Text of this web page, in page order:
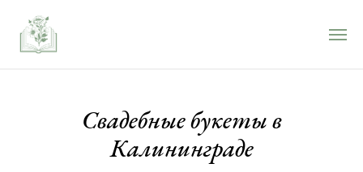
Свадебные букеты в
Калининграде